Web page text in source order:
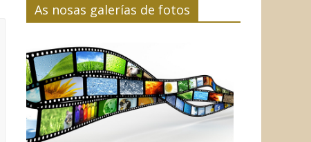
As nosas galerías de fotos